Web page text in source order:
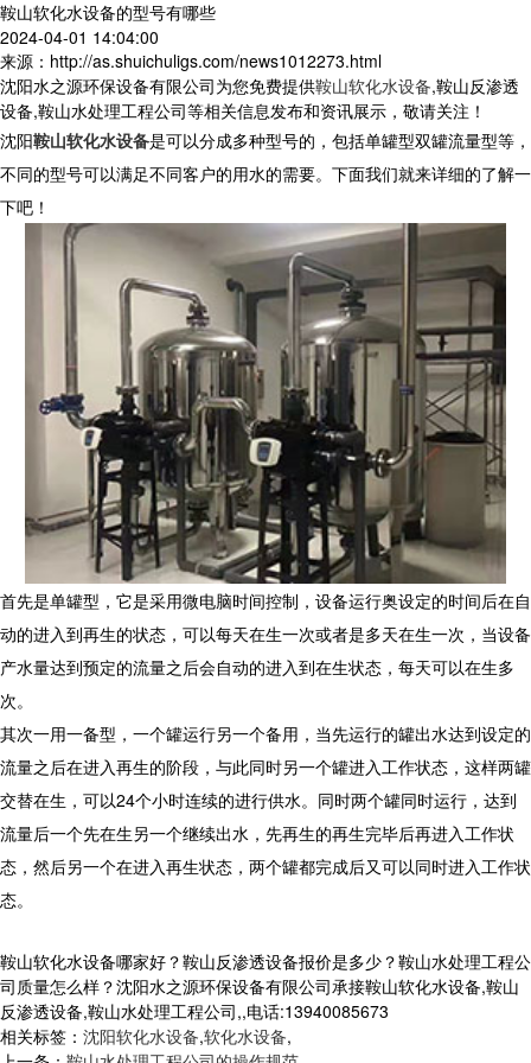
鞍山软化水设备的型号有哪些
2024-04-01 14:04:00
来源：http://as.shuichuligs.com/news1012273.html
沈阳水之源环保设备有限公司为您免费提供鞍山软化水设备,鞍山反渗透
设备,鞍山水处理工程公司等相关信息发布和资讯展示，敬请关注！
沈阳鞍山软化水设备是可以分成多种型号的，包括单罐型双罐流量型等，
不同的型号可以满足不同客户的用水的需要。下面我们就来详细的了解一
下吧！
首先是单罐型，它是采用微电脑时间控制，设备运行奥设定的时间后在自
动的进入到再生的状态，可以每天在生一次或者是多天在生一次，当设备
产水量达到预定的流量之后会自动的进入到在生状态，每天可以在生多
次。
其次一用一备型，一个罐运行另一个备用，当先运行的罐出水达到设定的
流量之后在进入再生的阶段，与此同时另一个罐进入工作状态，这样两罐
交替在生，可以24个小时连续的进行供水。同时两个罐同时运行，达到
流量后一个先在生另一个继续出水，先再生的再生完毕后再进入工作状
态，然后另一个在进入再生状态，两个罐都完成后又可以同时进入工作状
态。
鞍山软化水设备哪家好？鞍山反渗透设备报价是多少？鞍山水处理工程公
司质量怎么样？沈阳水之源环保设备有限公司承接鞍山软化水设备,鞍山
反渗透设备,鞍山水处理工程公司,,电话:13940085673
相关标签： 沈阳软化水设备,软化水设备,